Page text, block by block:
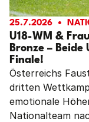
U18-WM &
Bronze –
Finale!
25.7.2026
Österreichs
dritten
emotionale
Nationalteam